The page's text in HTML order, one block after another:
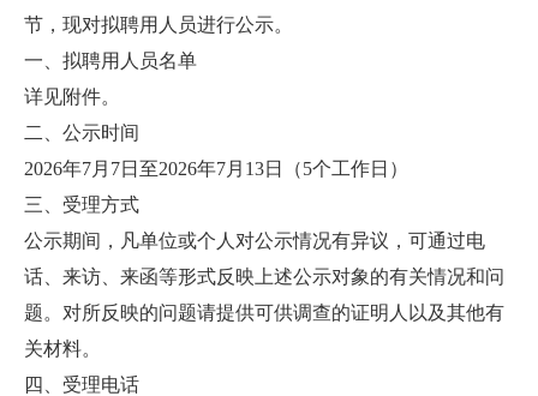
节，现对拟聘用人员进行公示。
一、拟聘用人员名单
详见附件。
二、公示时间
2026年7月7日至2026年7月13日（5个工作日）
三、受理方式
公示期间，凡单位或个人对公示情况有异议，可通过电
话、来访、来函等形式反映上述公示对象的有关情况和问
题。对所反映的问题请提供可供调查的证明人以及其他有
关材料。
四、受理电话